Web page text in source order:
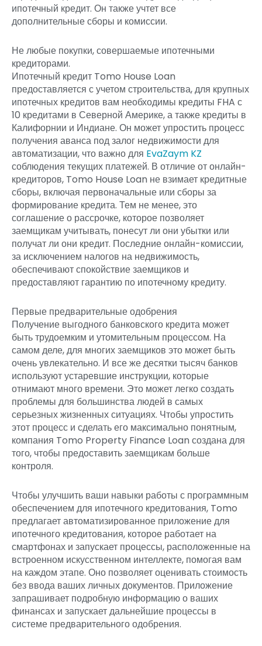
ипотечный кредит. Он также учтет все
дополнительные сборы и комиссии.
Не любые покупки, совершаемые ипотечными
кредиторами.
Ипотечный кредит Tomo House Loan
предоставляется с учетом строительства, для крупных
ипотечных кредитов вам необходимы кредиты FHA с
10 кредитами в Северной Америке, а также кредиты в
Калифорнии и Индиане. Он может упростить процесс
получения аванса под залог недвижимости для
автоматизации, что важно для EvaZaym KZ
соблюдения текущих платежей. В отличие от онлайн-
кредиторов, Tomo House Loan не взимает кредитные
сборы, включая первоначальные или сборы за
формирование кредита. Тем не менее, это
соглашение о рассрочке, которое позволяет
заемщикам учитывать, понесут ли они убытки или
получат ли они кредит. Последние онлайн-комиссии,
за исключением налогов на недвижимость,
обеспечивают спокойствие заемщиков и
предоставляют гарантию по ипотечному кредиту.
Первые предварительные одобрения
Получение выгодного банковского кредита может
быть трудоемким и утомительным процессом. На
самом деле, для многих заемщиков это может быть
очень увлекательно. И все же десятки тысяч банков
используют устаревшие инструкции, которые
отнимают много времени. Это может легко создать
проблемы для большинства людей в самых
серьезных жизненных ситуациях. Чтобы упростить
этот процесс и сделать его максимально понятным,
компания Tomo Property Finance Loan создана для
того, чтобы предоставить заемщикам больше
контроля.
Чтобы улучшить ваши навыки работы с программным
обеспечением для ипотечного кредитования, Tomo
предлагает автоматизированное приложение для
ипотечного кредитования, которое работает на
смартфонах и запускает процессы, расположенные на
встроенном искусственном интеллекте, помогая вам
на каждом этапе. Оно позволяет оценивать стоимость
без ввода ваших личных документов. Приложение
запрашивает подробную информацию о ваших
финансах и запускает дальнейшие процессы в
системе предварительного одобрения.